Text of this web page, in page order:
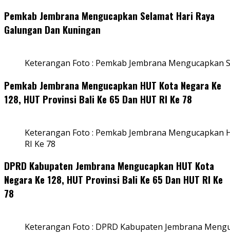
Pemkab Jembrana Mengucapkan Selamat Hari Raya
Galungan Dan Kuningan
Keterangan Foto : Pemkab Jembrana Mengucapkan
Pemkab Jembrana Mengucapkan HUT Kota Negara Ke
128, HUT Provinsi Bali Ke 65 Dan HUT RI Ke 78
Keterangan Foto : Pemkab Jembrana Mengucapkan
RI Ke 78
DPRD Kabupaten Jembrana Mengucapkan HUT Kota
Negara Ke 128, HUT Provinsi Bali Ke 65 Dan HUT RI Ke
78
Keterangan Foto : DPRD Kabupaten Jembrana